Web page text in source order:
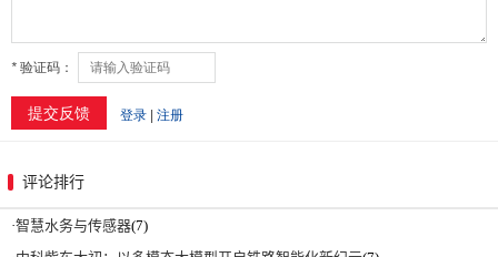
评论排行
·智慧水务与传感器(7)